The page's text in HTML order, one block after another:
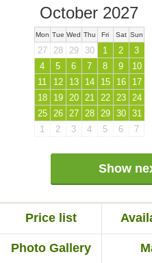
October 2027
Mon Tue Wed Thu Fri Sat Sun
27 28 29 30 1 2
3
4
5 6 7 8 9
10
11
12 13 14 15 16
17
18
19 20 21 22 23
24
25
26 27 28 29 30
31
1
2 3 4 5 6 7
Show
Price list
Photo Gallery